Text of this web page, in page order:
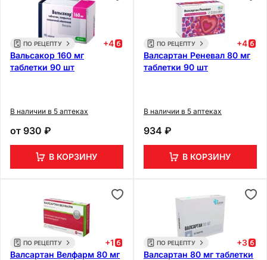
ПО РЕЦЕПТУ +4
Вальсакор 160 мг
таблетки 90 шт
В наличии в 5 аптеках
от 930 ₽
В КОРЗИНУ
ПО РЕЦЕПТУ +4
Валсартан Реневал 80 мг
таблетки 90 шт
В наличии в 5 аптеках
934 ₽
В КОРЗИНУ
ПО РЕЦЕПТУ +1
Валсартан Велфарм 80 мг
ПО РЕЦЕПТУ +3
Валсартан 80 мг таблетки